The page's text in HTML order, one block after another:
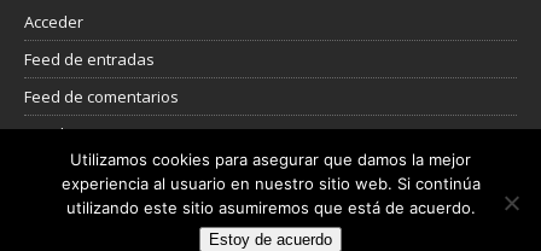
Acceder
Feed de entradas
Feed de comentarios
WordPress.org
Nube de etiquetas
Utilizamos cookies para asegurar que damos la mejor
experiencia al usuario en nuestro sitio web. Si continúa
utilizando este sitio asumiremos que está de acuerdo.
Estoy de acuerdo